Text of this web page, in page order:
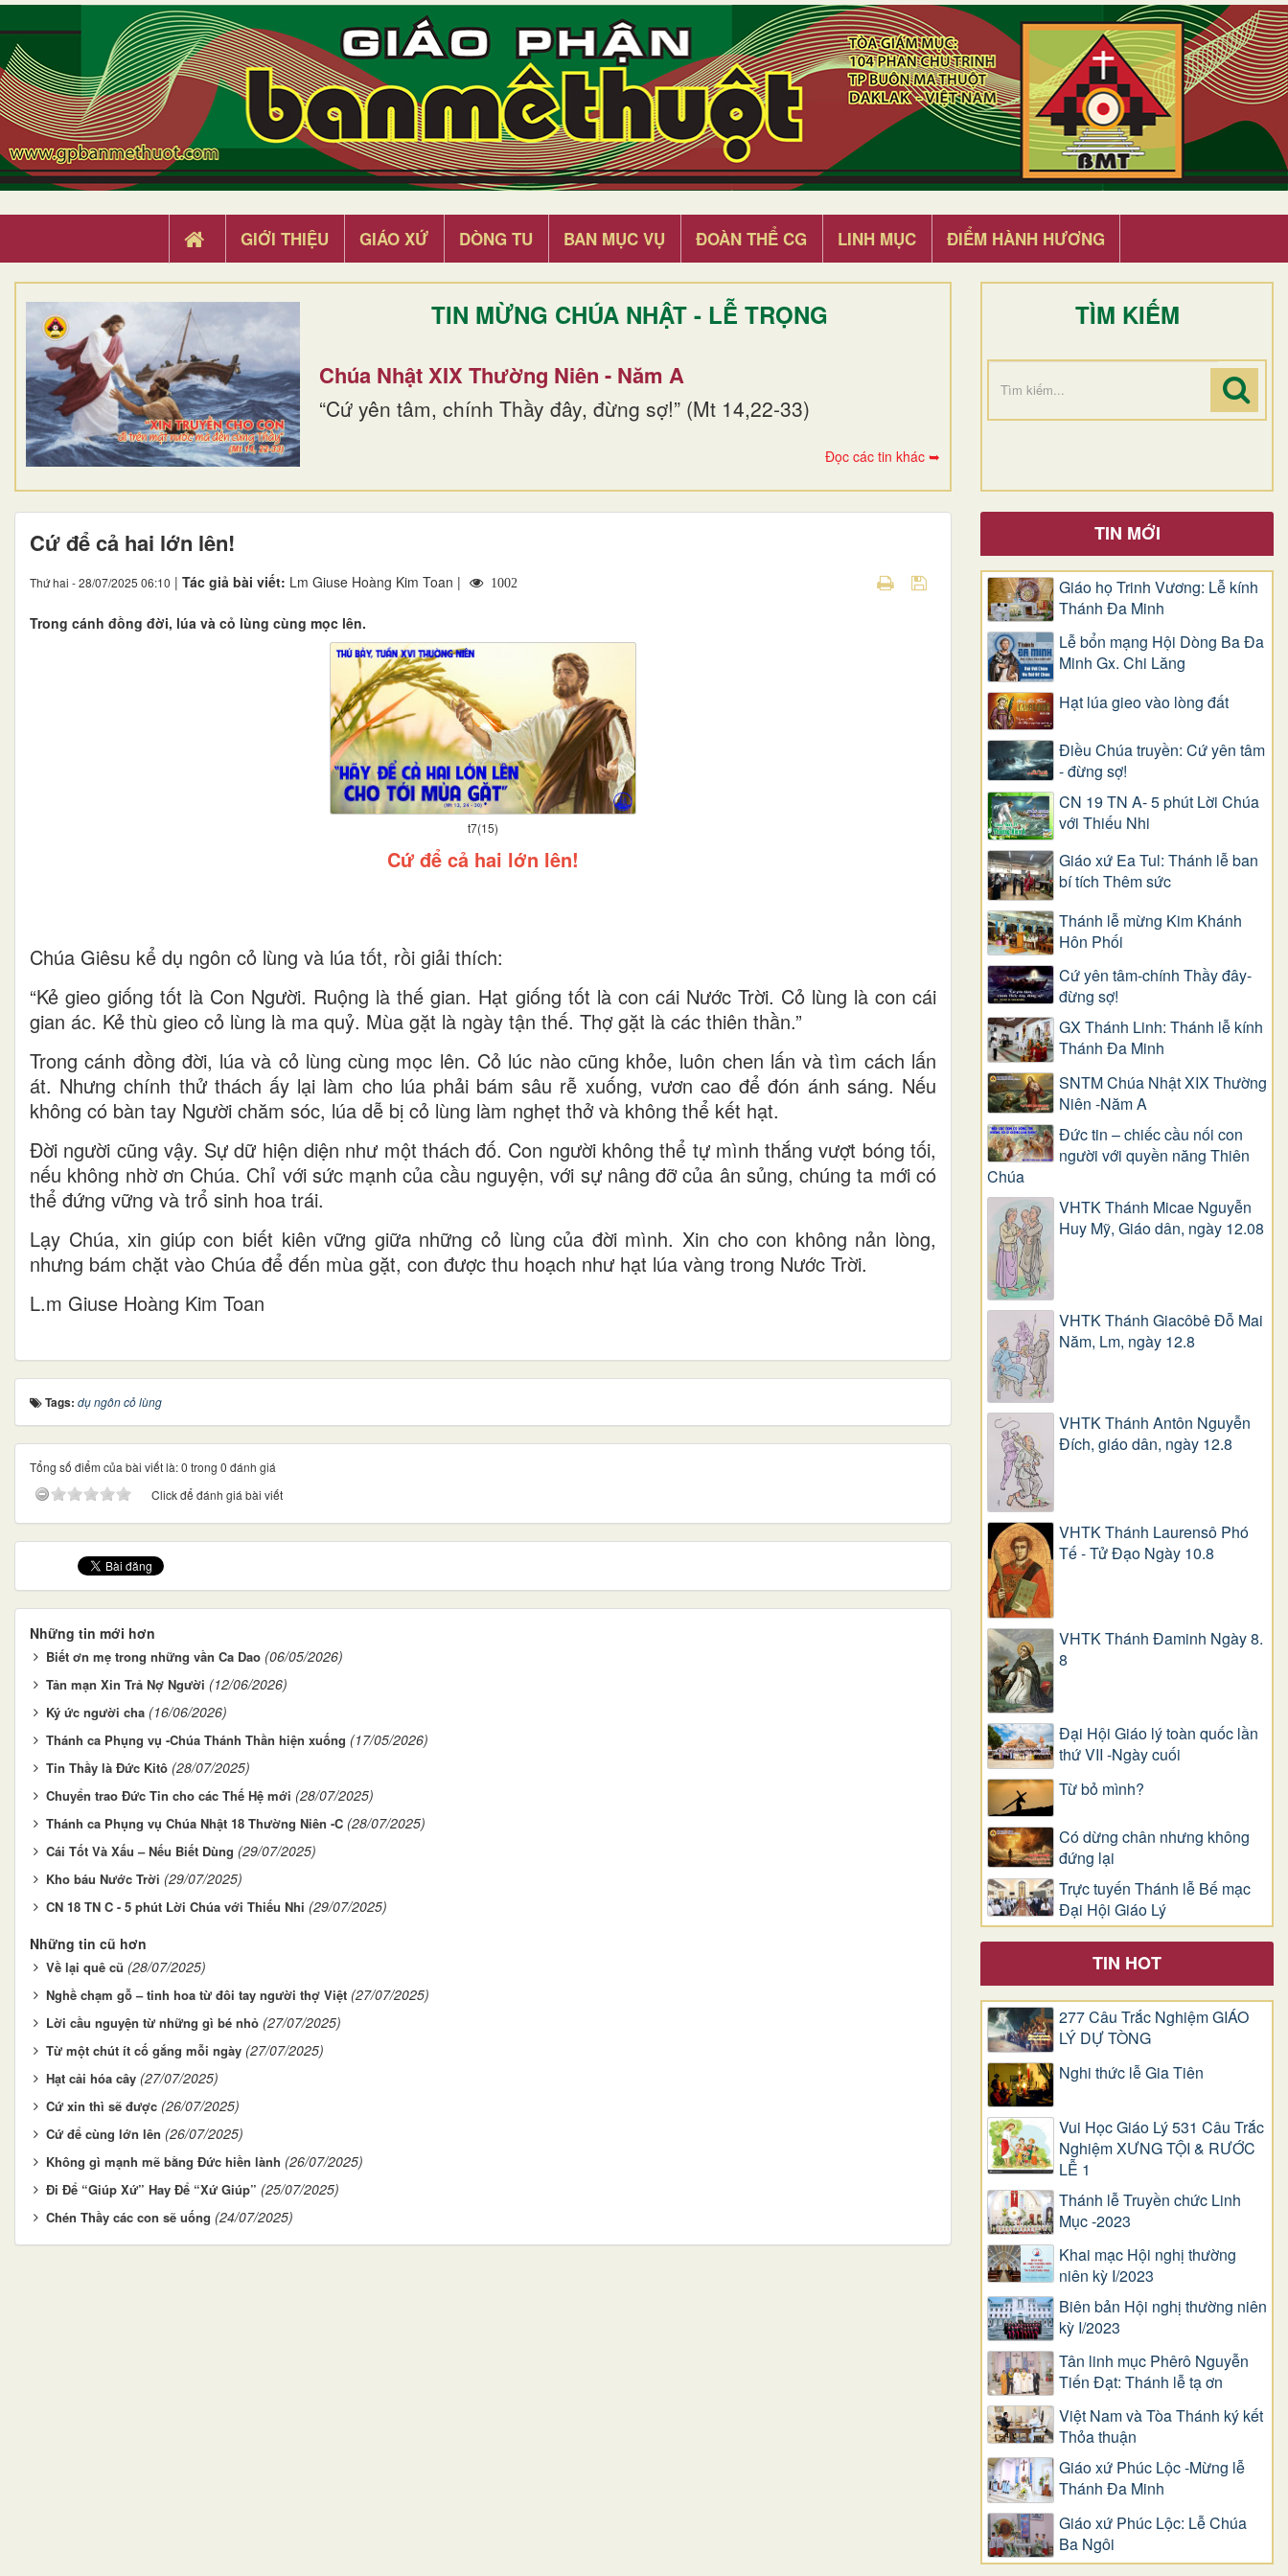
GIỚI THIỆU GIÁO XỨ DÒNG TU BAN MỤC VỤ ĐOÀN THỂ CG LINH MỤC ĐIỂM HÀNH HƯƠNG
TIN MỪNG CHÚA NHẬT - LỄ TRỌNG
Chúa Nhật XIX Thường Niên - Năm A
“Cứ yên tâm, chính Thầy đây, đừng sợ!” (Mt 14,22-33)
Đọc các tin khác ➥
TÌM KIẾM
Cứ để cả hai lớn lên!
Thứ hai - 28/07/2025 06:10 | Tác giả bài viết: Lm Giuse Hoàng Kim Toan | 1002
Trong cánh đồng đời, lúa và cỏ lùng cùng mọc lên.
t7(15)
Cứ để cả hai lớn lên!
Chúa Giêsu kể dụ ngôn cỏ lùng và lúa tốt, rồi giải thích:
“Kẻ gieo giống tốt là Con Người. Ruộng là thế gian. Hạt giống tốt là con cái Nước Trời. Cỏ lùng là con cái
gian ác. Kẻ thù gieo cỏ lùng là ma quỷ. Mùa gặt là ngày tận thế. Thợ gặt là các thiên thần.”
Trong cánh đồng đời, lúa và cỏ lùng cùng mọc lên. Cỏ lúc nào cũng khỏe, luôn chen lấn và tìm cách lấn
át. Nhưng chính thử thách ấy lại làm cho lúa phải bám sâu rễ xuống, vươn cao để đón ánh sáng. Nếu
không có bàn tay Người chăm sóc, lúa dễ bị cỏ lùng làm nghẹt thở và không thể kết hạt.
Đời người cũng vậy. Sự dữ hiện diện như một thách đố. Con người không thể tự mình thắng vượt bóng tối,
nếu không nhờ ơn Chúa. Chỉ với sức mạnh của cầu nguyện, với sự nâng đỡ của ân sủng, chúng ta mới có
thể đứng vững và trổ sinh hoa trái.
Lạy Chúa, xin giúp con biết kiên vững giữa những cỏ lùng của đời mình. Xin cho con không nản lòng,
nhưng bám chặt vào Chúa để đến mùa gặt, con được thu hoạch như hạt lúa vàng trong Nước Trời.
L.m Giuse Hoàng Kim Toan
Tags: dụ ngôn cỏ lùng
Tổng số điểm của bài viết là: 0 trong 0 đánh giá
Click để đánh giá bài viết
Những tin mới hơn
Biết ơn mẹ trong những vần Ca Dao (06/05/2026)
Tản mạn Xin Trả Nợ Người (12/06/2026)
Ký ức người cha (16/06/2026)
Thánh ca Phụng vụ -Chúa Thánh Thần hiện xuống (17/05/2026)
Tin Thầy là Đức Kitô (28/07/2025)
Chuyển trao Đức Tin cho các Thế Hệ mới (28/07/2025)
Thánh ca Phụng vụ Chúa Nhật 18 Thường Niên -C (28/07/2025)
Cái Tốt Và Xấu – Nếu Biết Dùng (29/07/2025)
Kho báu Nước Trời (29/07/2025)
CN 18 TN C - 5 phút Lời Chúa với Thiếu Nhi (29/07/2025)
Những tin cũ hơn
Về lại quê cũ (28/07/2025)
Nghề chạm gỗ – tinh hoa từ đôi tay người thợ Việt (27/07/2025)
Lời cầu nguyện từ những gì bé nhỏ (27/07/2025)
Từ một chút ít cố gắng mỗi ngày (27/07/2025)
Hạt cải hóa cây (27/07/2025)
Cứ xin thì sẽ được (26/07/2025)
Cứ để cùng lớn lên (26/07/2025)
Không gì mạnh mẽ bằng Đức hiền lành (26/07/2025)
Đi Để “Giúp Xứ” Hay Để “Xứ Giúp” (25/07/2025)
Chén Thầy các con sẽ uống (24/07/2025)
TIN MỚI
Giáo họ Trinh Vương: Lễ kính
Thánh Đa Minh
Lễ bổn mạng Hội Dòng Ba Đa
Minh Gx. Chi Lăng
Hạt lúa gieo vào lòng đất
Điều Chúa truyền: Cứ yên tâm
- đừng sợ!
CN 19 TN A- 5 phút Lời Chúa
với Thiếu Nhi
Giáo xứ Ea Tul: Thánh lễ ban
bí tích Thêm sức
Thánh lễ mừng Kim Khánh
Hôn Phối
Cứ yên tâm-chính Thầy đây-
đừng sợ!
GX Thánh Linh: Thánh lễ kính
Thánh Đa Minh
SNTM Chúa Nhật XIX Thường
Niên -Năm A
Đức tin – chiếc cầu nối con
người với quyền năng Thiên
Chúa
VHTK Thánh Micae Nguyễn
Huy Mỹ, Giáo dân, ngày 12.08
VHTK Thánh Giacôbê Ðỗ Mai
Năm, Lm, ngày 12.8
VHTK Thánh Antôn Nguyễn
Ðích, giáo dân, ngày 12.8
VHTK Thánh Laurensô Phó
Tế - Tử Đạo Ngày 10.8
VHTK Thánh Đaminh Ngày 8.
8
Đại Hội Giáo lý toàn quốc lần
thứ VII -Ngày cuối
Từ bỏ mình?
Có dừng chân nhưng không
đứng lại
Trực tuyến Thánh lễ Bế mạc
Đại Hội Giáo Lý
TIN HOT
277 Câu Trắc Nghiệm GIÁO
LÝ DỰ TÒNG
Nghi thức lễ Gia Tiên
Vui Học Giáo Lý 531 Câu Trắc
Nghiệm XƯNG TỘI & RƯỚC
LỄ 1
Thánh lễ Truyền chức Linh
Mục -2023
Khai mạc Hội nghị thường
niên kỳ I/2023
Biên bản Hội nghị thường niên
kỳ I/2023
Tân linh mục Phêrô Nguyễn
Tiến Đạt: Thánh lễ tạ ơn
Việt Nam và Tòa Thánh ký kết
Thỏa thuận
Giáo xứ Phúc Lộc -Mừng lễ
Thánh Đa Minh
Giáo xứ Phúc Lộc: Lễ Chúa
Ba Ngôi